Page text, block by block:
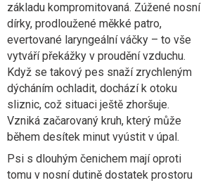
základu kompromitovaná. Zúžené nosní
dírky, prodloužené měkké patro,
evertované laryngeální váčky – to vše
vytváří překážky v proudění vzduchu.
Když se takový pes snaží zrychleným
dýcháním ochladit, dochází k otoku
sliznic, což situaci ještě zhoršuje.
Vzniká začarovaný kruh, který může
během desítek minut vyústit v úpal.
Psi s dlouhým čenichem mají oproti
tomu v nosní dutině dostatek prostoru